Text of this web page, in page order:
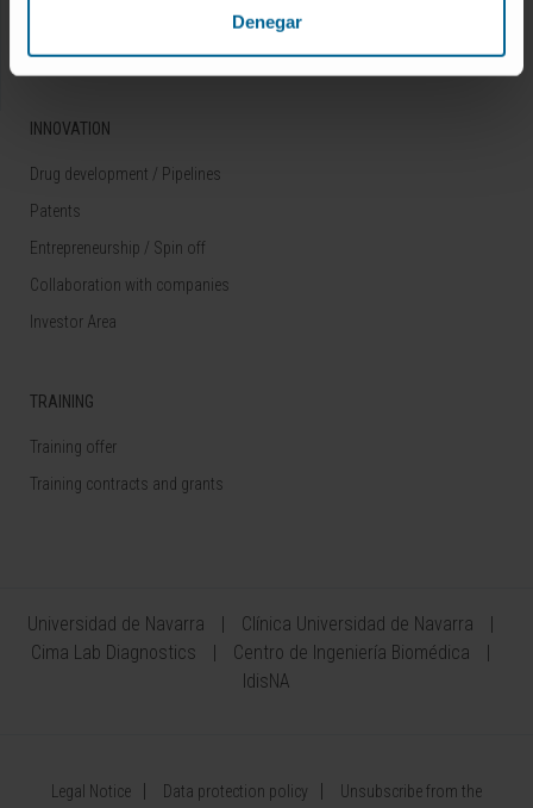
Denegar
INNOVATION
Drug development / Pipelines
Patents
Entrepreneurship / Spin off
Collaboration with companies
Investor Area
TRAINING
Training offer
Training contracts and grants
Universidad de Navarra
Clínica Universidad de Navarra
Cima Lab Diagnostics
Centro de Ingeniería Biomédica
IdisNA
Legal Notice Data protection policy Unsubscribe from the